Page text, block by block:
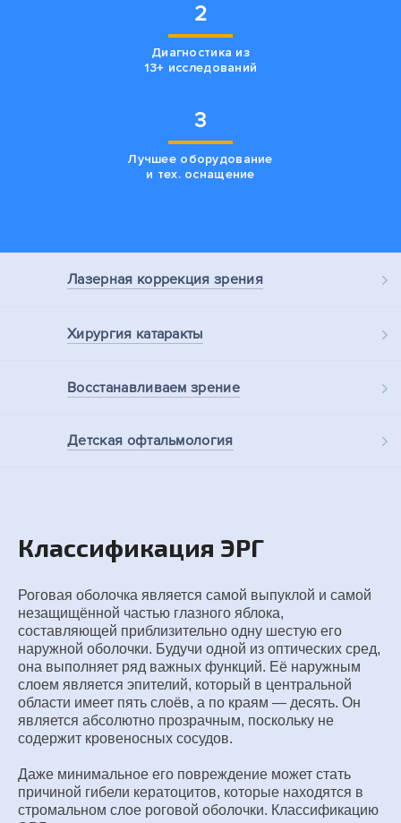
2
Диагностика из
13+ исследований
3
Лучшее оборудование
и тех. оснащение
Лазерная коррекция зрения
Хирургия катаракты
Восстанавливаемзрение
Детская офтальмология
Классификация ЭРГ
Роговая оболочка является самой выпуклой и самой
незащищённой частью глазного яблока,
составляющей приблизительно одну шестую его
наружной оболочки. Будучи одной из оптических сред,
она выполняет ряд важных функций. Её наружным
слоем является эпителий, который в центральной
области имеет пять слоёв, а по краям — десять. Он
является абсолютно прозрачным, поскольку не
содержит кровеносных сосудов.
Даже минимальное его повреждение может стать
причиной гибели кератоцитов, которые находятся в
стромальном слое роговой оболочки. Классификацию